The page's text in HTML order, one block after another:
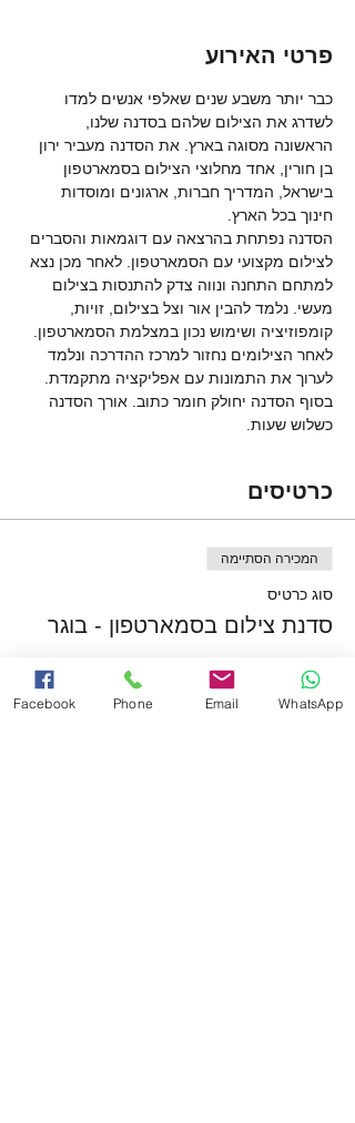
פרטי האירוע
כבר יותר משבע שנים שאלפי אנשים למדו
לשדרג את הצילום שלהם בסדנה שלנו,
הראשונה מסוגה בארץ. את הסדנה מעביר ירון
בן חורין, אחד מחלוצי הצילום בסמארטפון
בישראל, המדריך חברות, ארגונים ומוסדות
חינוך בכל הארץ.
הסדנה נפתחת בהרצאה עם דוגמאות והסברים
לצילום מקצועי עם הסמארטפון. לאחר מכן נצא
למתחם התחנה ונווה צדק להתנסות בצילום
מעשי. נלמד להבין אור וצל בצילום, זויות,
קומפוזיציה ושימוש נכון במצלמת הסמארטפון.
לאחר הצילומים נחזור למרכז ההדרכה ונלמד
לערוך את התמונות עם אפליקציה מתקמדת.
בסוף הסדנה יחולק חומר כתוב. אורך הסדנה
כשלוש שעות.
כרטיסים
המכירה הסתיימה
סוג כרטיס
סדנת צילום בסמארטפון - בוגר
פרטים נוספים
מחיר Facebook Phone Email WhatsApp